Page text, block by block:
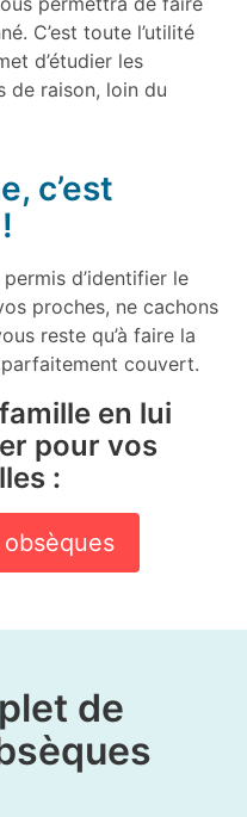
C’est toute l’utilité
d’étudier les
de raison, loin du
c’est
d’identifier le
proches, ne cachons
reste qu’à faire la
couvert.
en lui
pour vos
:
de